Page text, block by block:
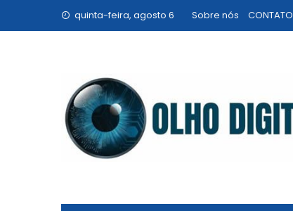
quinta-feira, agosto 6 Sobre nós CONTATO